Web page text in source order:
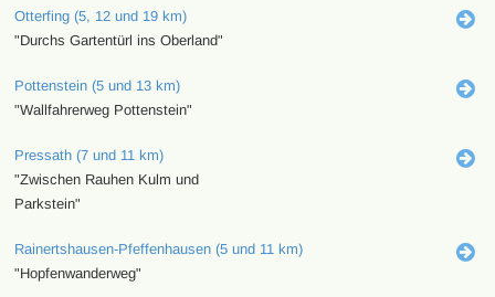
Otterfing (5, 12 und 19 km)
"Durchs Gartentürl ins Oberland"
Pottenstein (5 und 13 km)
"Wallfahrerweg Pottenstein"
Pressath (7 und 11 km)
"Zwischen Rauhen Kulm und
Parkstein"
Rainertshausen-Pfeffenhausen (5 und 11 km)
"Hopfenwanderweg"